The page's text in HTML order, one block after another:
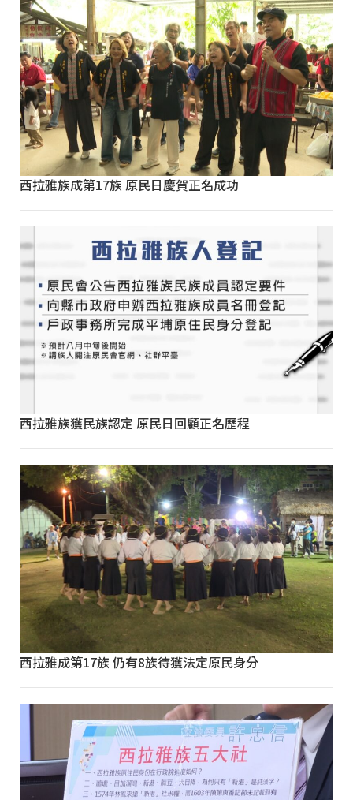
西拉雅族成第17族 原民日慶賀正名成功
西拉雅族獲民族認定 原民日回顧正名歷程
西拉雅成第17族 仍有8族待獲法定原民身分